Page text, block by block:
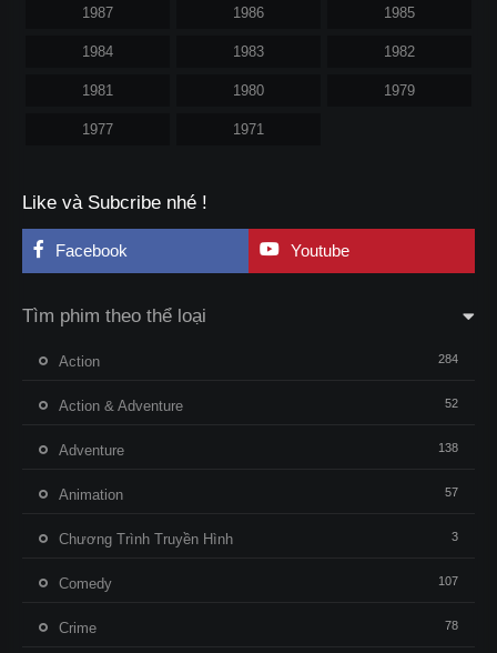
1987 1986 1985
1984 1983 1982
1981 1980 1979
1977 1971
Like và Subcribe nhé !
Facebook Youtube
Tìm phim theo thể loại
Action 284
Action & Adventure 52
Adventure 138
Animation 57
Chương Trình Truyền Hình 3
Comedy 107
Crime 78